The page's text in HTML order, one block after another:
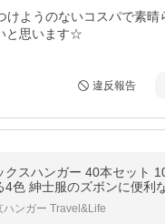
けようのないコスパで素晴
と思います☆
違反報告
クスハンガー 40本セット
4色 紳士服のズボンに便利
ムハンガー 掛け外しが簡単
イプ
ハンガー Travel&Life